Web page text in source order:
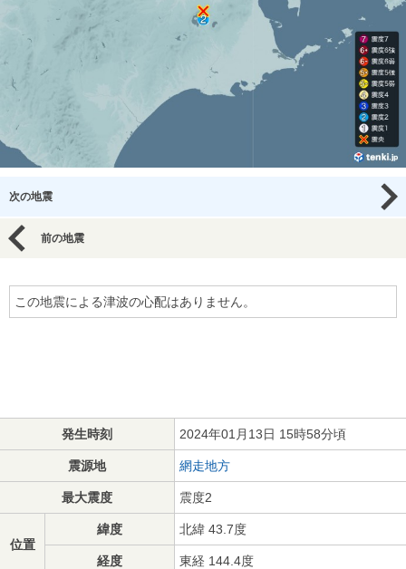
次の地震
前の地震
この地震による津波の心配はありません。
発生時刻 2024年01月13日 15時58分頃
震源地 網走地方
最大震度 震度2
位置
緯度 北緯 43.7度
経度 東経 144.4度